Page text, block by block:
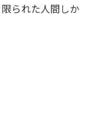
られた人間しか